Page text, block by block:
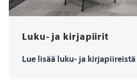
Luku- ja kirjapiirit
Lue lisää luku- ja kirjapiireistä